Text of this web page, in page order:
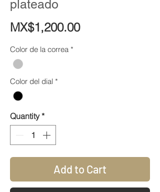
plateado
MX$1,200.00Price
Color de la correa *
Color del dial *
Quantity *
Add to Cart